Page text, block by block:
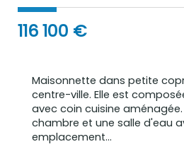
116 100 €
Maisonnette dans petite
centre-ville. Elle est
avec coin cuisine
chambre et une salle d'eau
emplacement...